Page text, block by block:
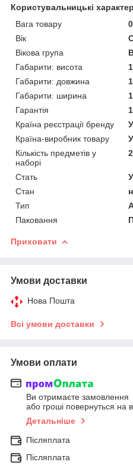
Користувальницькі
Вага товару
Вік
Вікова група
Габарити: висота
Габарити: довжина
Габарити: ширина
Гарантія
Країна реєстрації бренду
Країна-виробник товару
Кількість предметів у
наборі
Стать
Стан
Тип
Паковання
Приховати
Умови доставки
Нова Пошта
Всі умови доставки
Умови оплати
Ви отримаєте замовлення
або гроші повернуться на
Детальніше
Післяплата
Післяплата